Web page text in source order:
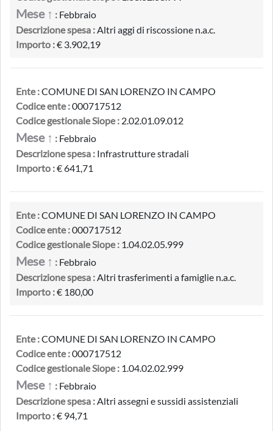
Mese ↑ : Febbraio
Descrizione spesa :Altri aggi di riscossione n.a.c.
Importo :€ 3.902,19
Ente :COMUNE DI SAN LORENZO IN CAMPO
Codice ente :000717512
Codice gestionale Siope : 2.02.01.09.012
Mese ↑ : Febbraio
Descrizione spesa : Infrastrutture stradali
Importo :€ 641,71
Ente :COMUNE DI SAN LORENZO IN CAMPO
Codice ente :000717512
Codice gestionale Siope : 1.04.02.05.999
Mese ↑ : Febbraio
Descrizione spesa :Altri trasferimenti a famiglie n.a.c.
Importo :€ 180,00
Ente :COMUNE DI SAN LORENZO IN CAMPO
Codice ente :000717512
Codice gestionale Siope : 1.04.02.02.999
Mese ↑ : Febbraio
Descrizione spesa :Altri assegni e sussidi assistenziali
Importo :€ 94,71